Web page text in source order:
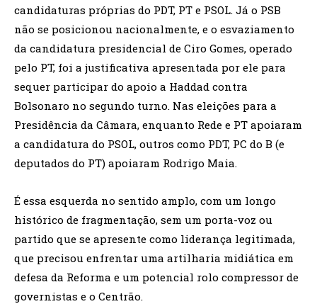
candidaturas próprias do PDT, PT e PSOL. Já o PSB
não se posicionou nacionalmente, e o esvaziamento
da candidatura presidencial de Ciro Gomes, operado
pelo PT, foi a justificativa apresentada por ele para
sequer participar do apoio a Haddad contra
Bolsonaro no segundo turno. Nas eleições para a
Presidência da Câmara, enquanto Rede e PT apoiaram
a candidatura do PSOL, outros como PDT, PC do B (e
deputados do PT) apoiaram Rodrigo Maia.
É essa esquerda no sentido amplo, com um longo
histórico de fragmentação, sem um porta-voz ou
partido que se apresente como liderança legitimada,
que precisou enfrentar uma artilharia midiática em
defesa da Reforma e um potencial rolo compressor de
governistas e o Centrão.